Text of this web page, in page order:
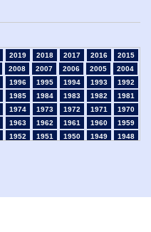
2019 2018 2017 2016
2015
2008 2007 2006 2005
2004
1996 1995 1994 1993
1992
1985 1984 1983 1982
1981
1974 1973 1972 1971
1970
1963 1962 1961 1960
1959
1952 1951 1950 1949
1948